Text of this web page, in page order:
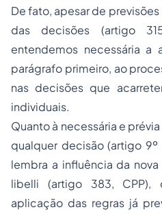
De fato, apesar de
das decisões (artigo
entendemos necessária
parágrafo primeiro, ao
nas decisões que
individuais.
Quanto à necessária e
qualquer decisão (artigo 9º
lembra a influência da
libelli (artigo 383,
aplicação das regras já